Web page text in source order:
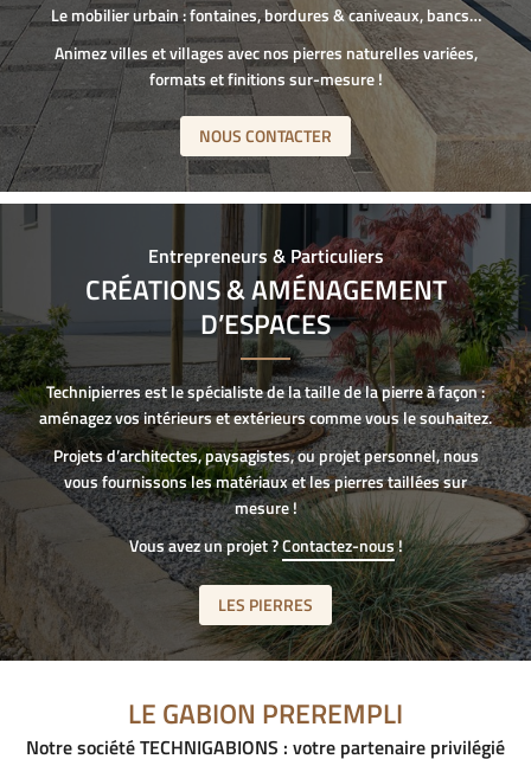
Le mobilier urbain : fontaines, bordures & caniveaux, bancs…
Animez villes et villages avec nos pierres naturelles variées,
formats et finitions sur-mesure !
NOUS CONTACTER
Entrepreneurs & Particuliers
CRÉATIONS & AMÉNAGEMENT
D’ESPACES
Technipierres est le spécialiste de la taille de la pierre à façon :
aménagez vos intérieurs et extérieurs comme vous le souhaitez.
Projets d’architectes, paysagistes, ou projet personnel, nous
vous fournissons les matériaux et les pierres taillées sur
mesure !
Vous avez un projet ?Contactez-nous!
LES PIERRES
LE GABION PREREMPLI
Notre société TECHNIGABIONS : votre partenaire privilégié